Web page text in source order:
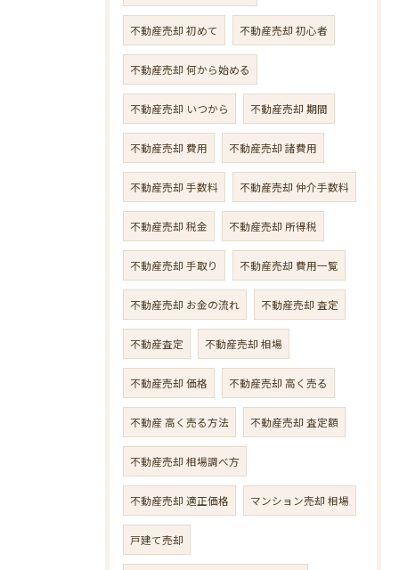
不動産売却 初めて 不動産売却 初心者
不動産売却 何から始める
不動産売却 いつから 不動産売却 期間
不動産売却 費用 不動産売却 諸費用
不動産売却 手数料 不動産売却 仲介手数料
不動産売却 税金 不動産売却 所得税
不動産売却 手取り 不動産売却 費用一覧
不動産売却 お金の流れ 不動産売却 査定
不動産査定 不動産売却 相場
不動産売却 価格 不動産売却 高く売る
不動産 高く売る方法 不動産売却 査定額
不動産売却 相場調べ方
不動産売却 適正価格 マンション売却 相場
戸建て売却